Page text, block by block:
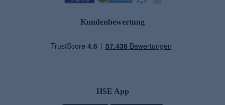
Kundenbewertung
HSE App